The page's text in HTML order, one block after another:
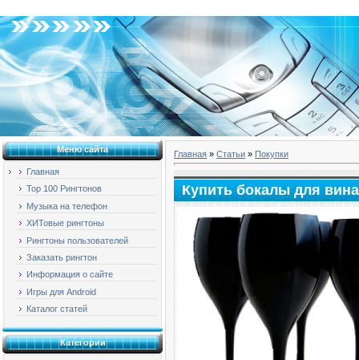
Меню сайта
Главная
Top 100 Рингтонов
Музыка на телефон
ХИТовые рингтоны
Рингтоны пользователей
Заказать рингтон
Информация о сайте
Игры для Android
Каталог статей
Категории
Главная » Статьи » Покупки
Купить бокалы для вина